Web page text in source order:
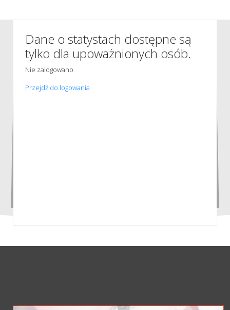
Dane o statystach dostępne są
tylko dla upoważnionych osób.
Nie zalogowano
Przejdź do logowania